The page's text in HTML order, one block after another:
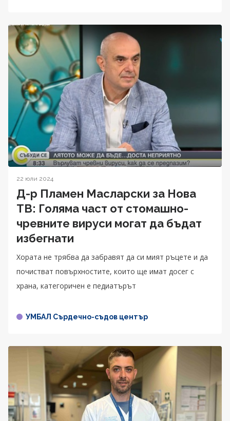
22 юли 2024
Д-р Пламен Масларски за Нова
ТВ: Голяма част от стомашно-
чревните вируси могат да бъдат
избегнати
Хората не трябва да забравят да си мият ръцете и да
почистват повърхностите, които ще имат досег с
храна, категоричен е педиатърът
УМБАЛ Сърдечно-съдов център